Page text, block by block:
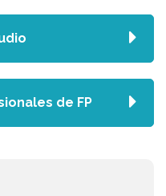
de FP